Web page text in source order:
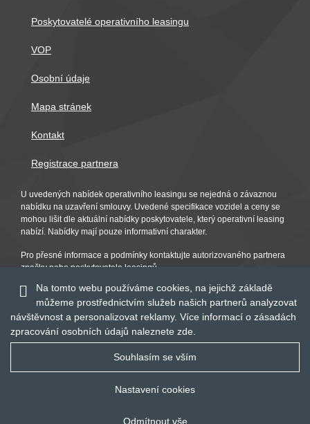
Poskytovatelé operativního leasingu
VOP
Osobní údaje
Mapa stránek
Kontakt
Registrace partnera
U uvedených nabídek operativního leasingu se nejedná o závaznou
nabídku na uzavření smlouvy. Uvedené specifikace vozidel a ceny se
mohou lišit dle aktuální nabídky poskytovatele, který operativní leasing
nabízí. Nabídky mají pouze informativní charakter.
Pro přesné informace a podmínky kontaktujte autorizovaného partnera
značky nebo poskytovatele leasingů.
Na tomto webu používáme cookies, na jejichž základě
můžeme prostřednictvím služeb našich partnerů analyzovat
návštěvnost a personalizovat reklamy. Více informací o zásadách
zpracování osobních údajů naleznete zde
Souhlasím se vším
Nastavení cookies
Odmítnout vše